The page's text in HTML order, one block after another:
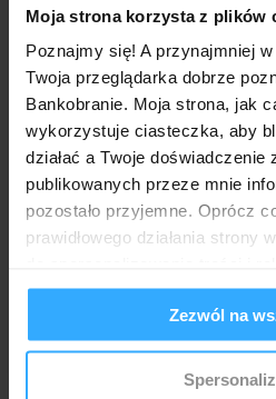
Moja strona korzysta z plików
Poznajmy się! A przynajmniej
Twoja przeglądarka dobrze
Bankobranie. Moja strona, jak
wykorzystuje ciasteczka, aby
działać a Twoje doświadczenie
publikowanych przeze mnie
pozostało przyjemne. Oprócz
prawidłowego działania strony
analizować ruch w mojej
korzystasz z bloga,
społecznościowym,
Partnerzy mogą połączyć te
Zezwól na
Venezia,
Zara,
Zara Home.
Bank Millennium wypłaca zwroty
kredytowej najpóźniej do 20.
następującego po miesiącu
Bądź na bieżąco z promocjami